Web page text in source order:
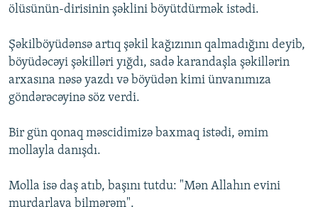
ölüsünün-dirisinin şəklini böyütdürmək istədi.
Şəkilböyüdənsə artıq şəkil kağızının qalmadığını deyib,
böyüdəcəyi şəkilləri yığdı, sadə karandaşla şəkillərin
arxasına nəsə yazdı və böyüdən kimi ünvanımıza
göndərəcəyinə söz verdi.
Bir gün qonaq məscidimizə baxmaq istədi, əmim
mollayla danışdı.
Molla isə daş atıb, başını tutdu: "Mən Allahın evini
murdarlaya bilmərəm".